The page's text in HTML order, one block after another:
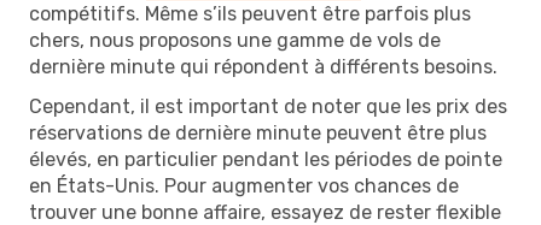
compétitifs. Même s’ils peuvent être parfois plus
chers, nous proposons une gamme de vols de
dernière minute qui répondent à différents besoins.
Cependant, il est important de noter que les prix des
réservations de dernière minute peuvent être plus
élevés, en particulier pendant les périodes de pointe
en États-Unis. Pour augmenter vos chances de
trouver une bonne affaire, essayez de rester flexible